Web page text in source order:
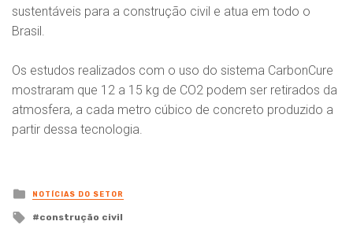
sustentáveis para a construção civil e atua em todo o
Brasil.
Os estudos realizados com o uso do sistema CarbonCure
mostraram que 12 a 15 kg de CO2 podem ser retirados da
atmosfera, a cada metro cúbico de concreto produzido a
partir dessa tecnologia.
Posted
in
NOTÍCIAS DO SETOR
Tagged
construção civil